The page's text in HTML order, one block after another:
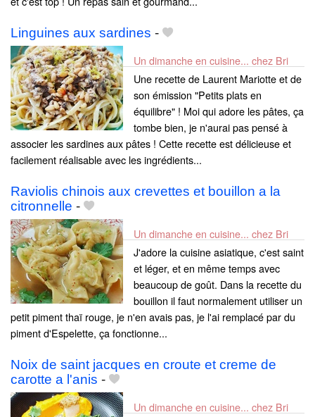
Linguines aux sardines -
Un dimanche en cuisine... chez Bri
Une recette de Laurent Mariotte et de
son émission "Petits plats en
équilibre" ! Moi qui adore les pâtes, ça
tombe bien, je n'aurai pas pensé à
associer les sardines aux pâtes ! Cette recette est délicieuse et
facilement réalisable avec les ingrédients...
Raviolis chinois aux crevettes et bouillon a la
citronnelle -
Un dimanche en cuisine... chez Bri
J'adore la cuisine asiatique, c'est saint
et léger, et en même temps avec
beaucoup de goût. Dans la recette du
bouillon il faut normalement utiliser un
petit piment thaï rouge, je n'en avais pas, je l'ai remplacé par du
piment d'Espelette, ça fonctionne...
Noix de saint jacques en croute et creme de
carotte a l'anis -
Un dimanche en cuisine... chez Bri